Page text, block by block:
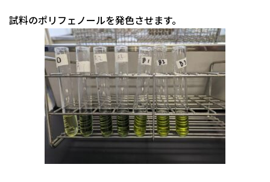
試料のポリフェノールを発色させます。